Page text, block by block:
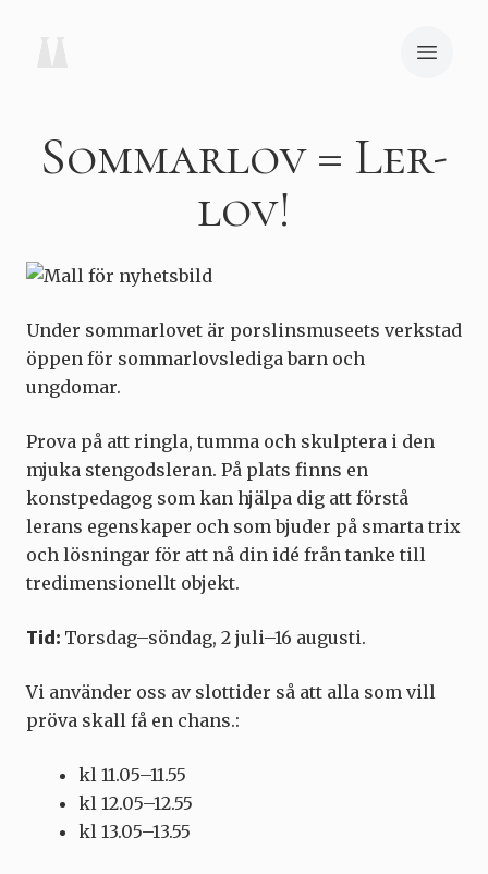
Sommarlov = Ler-
lov!
Under sommarlovet är porslinsmuseets verkstad
öppen för sommarlovslediga barn och
ungdomar.
Prova på att ringla, tumma och skulptera i den
mjuka stengodsleran. På plats finns en
konstpedagog som kan hjälpa dig att förstå
lerans egenskaper och som bjuder på smarta trix
och lösningar för att nå din idé från tanke till
tredimensionellt objekt.
Tid: Torsdag–söndag, 2 juli–16 augusti.
Vi använder oss av slottider så att alla som vill
pröva skall få en chans.:
kl 11.05–11.55
kl 12.05–12.55
kl 13.05–13.55